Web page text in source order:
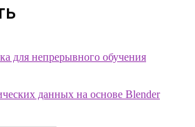
для непрерывного обучения
данных на основе Blender